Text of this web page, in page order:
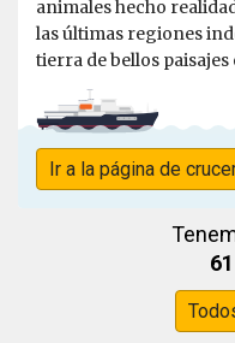
animales hecho
las últimas regiones
tierra de bellos paisajes
Ir a la página de